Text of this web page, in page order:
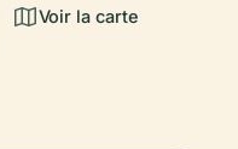
Voir la carte